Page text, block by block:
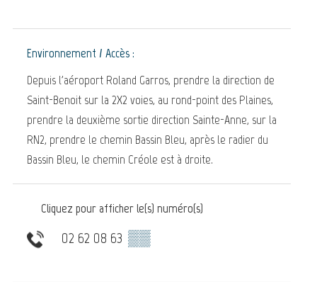
Environnement / Accès :
Depuis l'aéroport Roland Garros, prendre la direction de
Saint-Benoit sur la 2X2 voies, au rond-point des Plaines,
prendre la deuxième sortie direction Sainte-Anne, sur la
RN2, prendre le chemin Bassin Bleu, après le radier du
Bassin Bleu, le chemin Créole est à droite.
Cliquez pour afficher le(s) numéro(s)
02 62 08 63 ▒▒